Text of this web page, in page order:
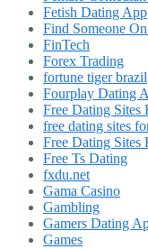
Fetish Dating App
Find Someone
FinTech
Forex Trading
fortune tiger brazil
Fourplay Dating
Free Dating Sites
free dating sites
Free Dating Sites
Free Ts Dating
fxdu.net
Gama Casino
Gambling
Gamers Dating
Games